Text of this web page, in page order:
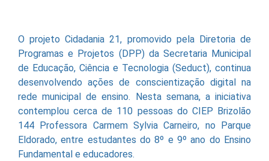
O projeto Cidadania 21, promovido pela Diretoria de
Programas e Projetos (DPP) da Secretaria Municipal
de Educação, Ciência e Tecnologia (Seduct), continua
desenvolvendo ações de conscientização digital na
rede municipal de ensino. Nesta semana, a iniciativa
contemplou cerca de 110 pessoas do CIEP Brizolão
144 Professora Carmem Sylvia Carneiro, no Parque
Eldorado, entre estudantes do 8º e 9º ano do Ensino
Fundamental e educadores.